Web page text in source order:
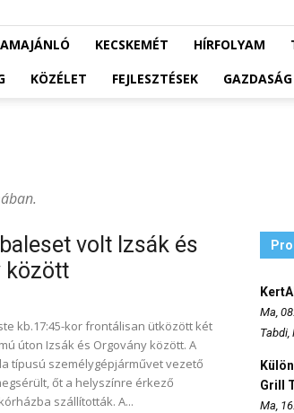
KECSKEMÉT HÍRFOLYAM
KÖZÉLET FEJLESZTÉSEK GAZDASÁG
volt Izsák és
között
kb.17:45-kor frontálisan ütközött két
úton Izsák és Orgovány között. A
típusú személygépjárművet vezető
őt a helyszínre érkező
szállították. A...
Ma,
Tabdi,
Grill
Ma,